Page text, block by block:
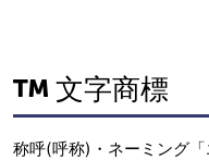
文字商標
称呼(呼称)・ネーミング「